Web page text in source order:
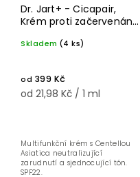
Dr. Jart+ - Cicapair,
Krém proti začervenání
Skladem (4 ks)
od 399 Kč
od 21,98 Kč / 1 ml
Multifunkční krém s Centellou
Asiatica neutralizující
zarudnutí a sjednocující tón.
SPF22.